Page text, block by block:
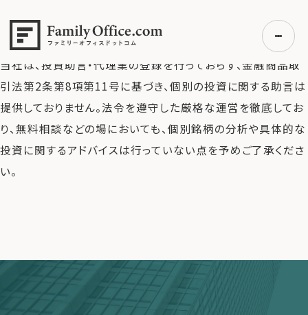
初めての方へ
ご利用の流れ・プラン
事例紹介
無料ご相談 ログイン
おすすめの銘柄を教えてくれますか？
当社は、投資助言・代理業の登録を行っておらず、金融商品取
引法第2条第8項第11号に基づき、個別の投資に関する助言は
提供しておりません。法令を遵守した厳格な運営を徹底してお
り、無料相談などの場においても、個別銘柄の分析や具体的な
投資に関するアドバイスは行っていない点を予めご了承くださ
い。